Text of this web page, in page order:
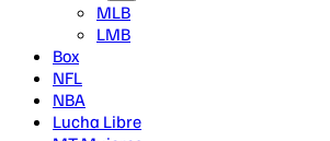
MLB
LMB
Box
NFL
NBA
Lucha Libre